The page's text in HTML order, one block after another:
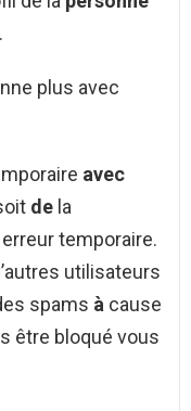
plus avec
avec
de la
temporaire.
utilisateurs
spams à cause
être bloqué vous